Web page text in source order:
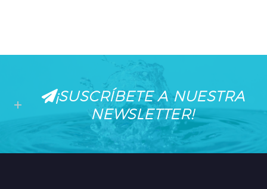
¡SUSCRÍBETE A NUESTRA
NEWSLETTER!